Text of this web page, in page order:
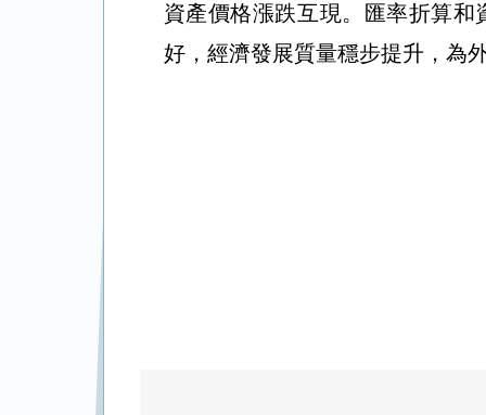
資產價格漲跌互現。匯率折算
好，經濟發展質量穩步提升，為